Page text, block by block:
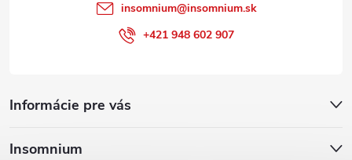
Informácie pre vás
Insomnium
insomnium@insomnium.sk
+421 948 602 907